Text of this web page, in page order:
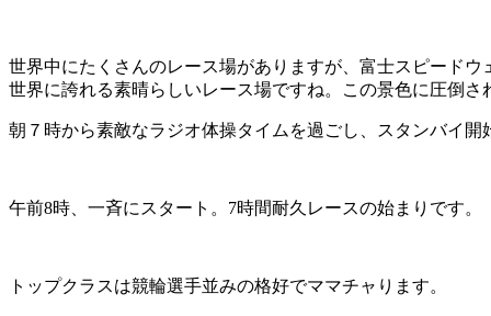
世界中にたくさんのレース場がありますが、富士スピードウ
世界に誇れる素晴らしいレース場ですね。この景色に圧倒さ
朝７時から素敵なラジオ体操タイムを過ごし、スタンバイ開
午前8時、一斉にスタート。7時間耐久レースの始まりです。
トップクラスは競輪選手並みの格好でママチャります。